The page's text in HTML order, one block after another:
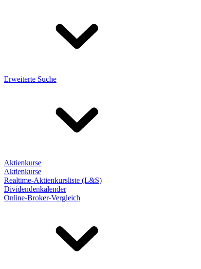
Erweiterte Suche
Aktienkurse
Aktienkurse
Realtime-Aktienkursliste (L&S)
Dividendenkalender
Online-Broker-Vergleich